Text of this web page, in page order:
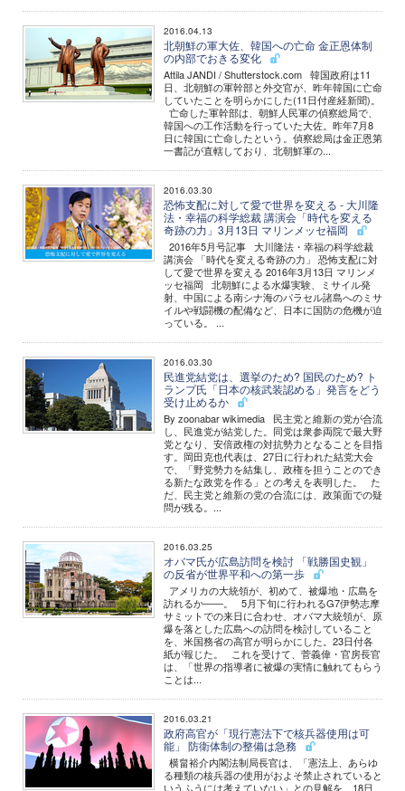
2016.04.13
北朝鮮の軍大佐、韓国への亡命 金正恩体制
の内部でおきる変化
Attila JANDI / Shutterstock.com 韓国政府は11
日、北朝鮮の軍幹部と外交官が、昨年韓国に亡命
していたことを明らかにした(11日付産経新聞)。
亡命した軍幹部は、朝鮮人民軍の偵察総局で、
韓国への工作活動を行っていた大佐。昨年7月8
日に韓国に亡命したという。偵察総局は金正恩第
一書記が直轄しており、北朝鮮軍の...
2016.03.30
恐怖支配に対して愛で世界を変える - 大川隆
法・幸福の科学総裁 講演会「時代を変える
奇跡の力」3月13日 マリンメッセ福岡
2016年5月号記事 大川隆法・幸福の科学総裁
講演会 「時代を変える奇跡の力」 恐怖支配に対
して愛で世界を変える 2016年3月13日 マリンメ
ッセ福岡 北朝鮮による水爆実験、ミサイル発
射、中国による南シナ海のパラセル諸島へのミサ
イルや戦闘機の配備など、日本に国防の危機が迫
っている。 ...
2016.03.30
民進党結党は、選挙のため? 国民のため? ト
ランプ氏「日本の核武装認める」発言をどう
受け止めるか
By zoonabar wikimedia 民主党と維新の党が合流
し、民進党が結党した。同党は衆参両院で最大野
党となり、安倍政権の対抗勢力となることを目指
す。岡田克也代表は、27日に行われた結党大会
で、「野党勢力を結集し、政権を担うことのでき
る新たな政党を作る」との考えを表明した。 た
だ、民主党と維新の党の合流には、政策面での疑
問が残る。...
2016.03.25
オバマ氏が広島訪問を検討 「戦勝国史観」
の反省が世界平和への第一歩
アメリカの大統領が、初めて、被爆地・広島を
訪れるか――。 5月下旬に行われるG7伊勢志摩
サミットでの来日に合わせ、オバマ大統領が、原
爆を落とした広島への訪問を検討していること
を、米国務省の高官が明らかにした。23日付各
紙が報じた。 これを受けて、菅義偉・官房長官
は、「世界の指導者に被爆の実情に触れてもらう
ことは...
2016.03.21
政府高官が「現行憲法下で核兵器使用は可
能」 防衛体制の整備は急務
横畠裕介内閣法制局長官は、「憲法上、あらゆ
る種類の核兵器の使用がおよそ禁止されていると
いうふうには考えていない」との見解を、18日